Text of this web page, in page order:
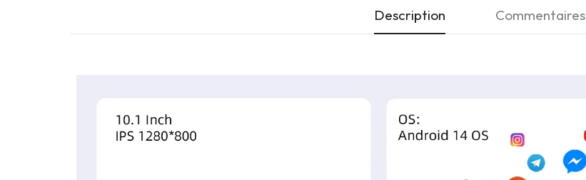
Description Commentaires